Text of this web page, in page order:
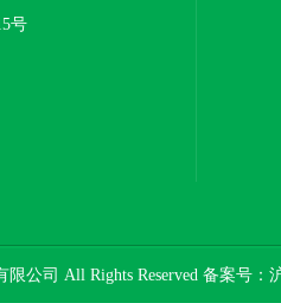
号
公司 All Rights Reserved 备案号：